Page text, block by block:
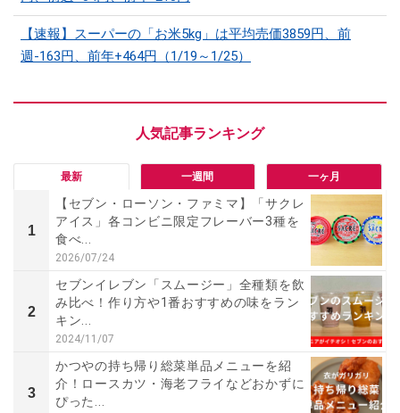
【速報】スーパーの「お米5kg」は平均売価3859円、前
週-163円、前年+464円（1/19～1/25）
最新 一週間 一ヶ月
1
【セブン・ローソン・ファミマ】「サクレ
アイス」各コンビニ限定フレーバー3種を
食べ...
2026/07/24
2
セブンイレブン「スムージー」全種類を飲
み比べ！作り方や1番おすすめの味をラン
キン...
2024/11/07
3
かつやの持ち帰り総菜単品メニューを紹
介！ロースカツ・海老フライなどおかずに
ぴった...